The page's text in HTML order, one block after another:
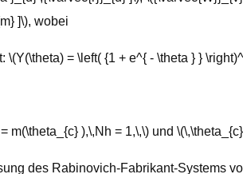
]\), wobei
= \left( {1 + e^{ - \theta } }
m(\theta_{c} ),\,Nh = 1,\,\) und
des Rabinovich-Fabrikant-Systems